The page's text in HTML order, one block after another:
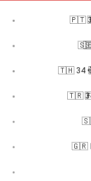
🇵🇹
🇸🇪
🇹🇭 34 ข้
🇹🇷 34
🇬🇷